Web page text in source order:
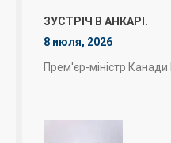
ЗУСТРІЧ В АНКАРІ.
8 июля, 2026
Прем'єр-міністр Канади